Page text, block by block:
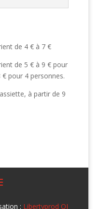
de 4 € à 7 €
de 5 € à 9 € pour
pour 4 personnes.
à partir de 9
: Libertyprod OI